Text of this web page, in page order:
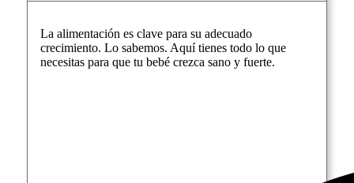
La alimentación es clave para su adecuado
crecimiento. Lo sabemos. Aquí tienes todo lo que
necesitas para que tu bebé crezca sano y fuerte.